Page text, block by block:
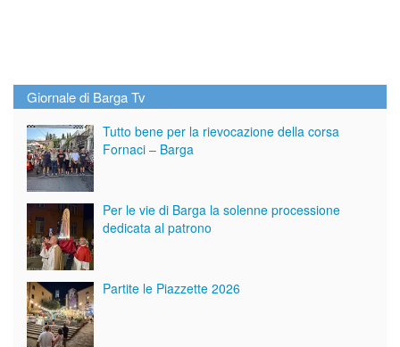
Giornale di Barga Tv
Tutto bene per la rievocazione della corsa
Fornaci – Barga
Per le vie di Barga la solenne processione
dedicata al patrono
Partite le Piazzette 2026